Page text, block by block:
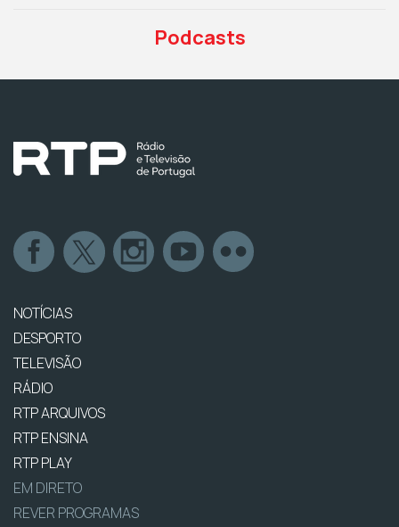
Podcasts
NOTÍCIAS
DESPORTO
TELEVISÃO
RÁDIO
RTP ARQUIVOS
RTP ENSINA
RTP PLAY
EM DIRETO
REVER PROGRAMAS